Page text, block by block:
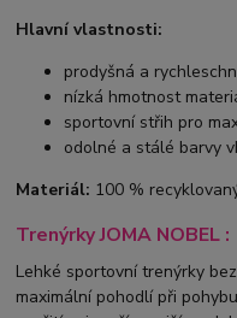
Hlavní vlastnosti:
prodyšná a
nízká hmotnost
sportovní střih pro
odolné a stálé barvy
Materiál: 100 %
Trenýrky JOMA NOBEL :
Lehké sportovní trenýrky
maximální pohodlí při